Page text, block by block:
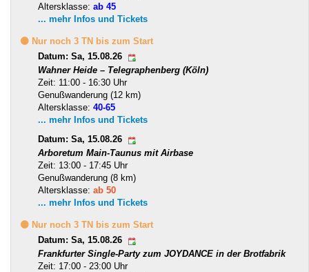
Altersklasse: ab 45
... mehr Infos und Tickets
🟡 Nur noch 3 TN bis zum Start
Datum: Sa, 15.08.26
Wahner Heide – Telegraphenberg (Köln)
Zeit: 11:00 - 16:30 Uhr
Genußwanderung (12 km)
Altersklasse: 40-65
... mehr Infos und Tickets
Datum: Sa, 15.08.26
Arboretum Main-Taunus mit Airbase
Zeit: 13:00 - 17:45 Uhr
Genußwanderung (8 km)
Altersklasse: ab 50
... mehr Infos und Tickets
🟡 Nur noch 3 TN bis zum Start
Datum: Sa, 15.08.26
Frankfurter Single-Party zum JOYDANCE in der Brotfabrik
Zeit: 17:00 - 23:00 Uhr